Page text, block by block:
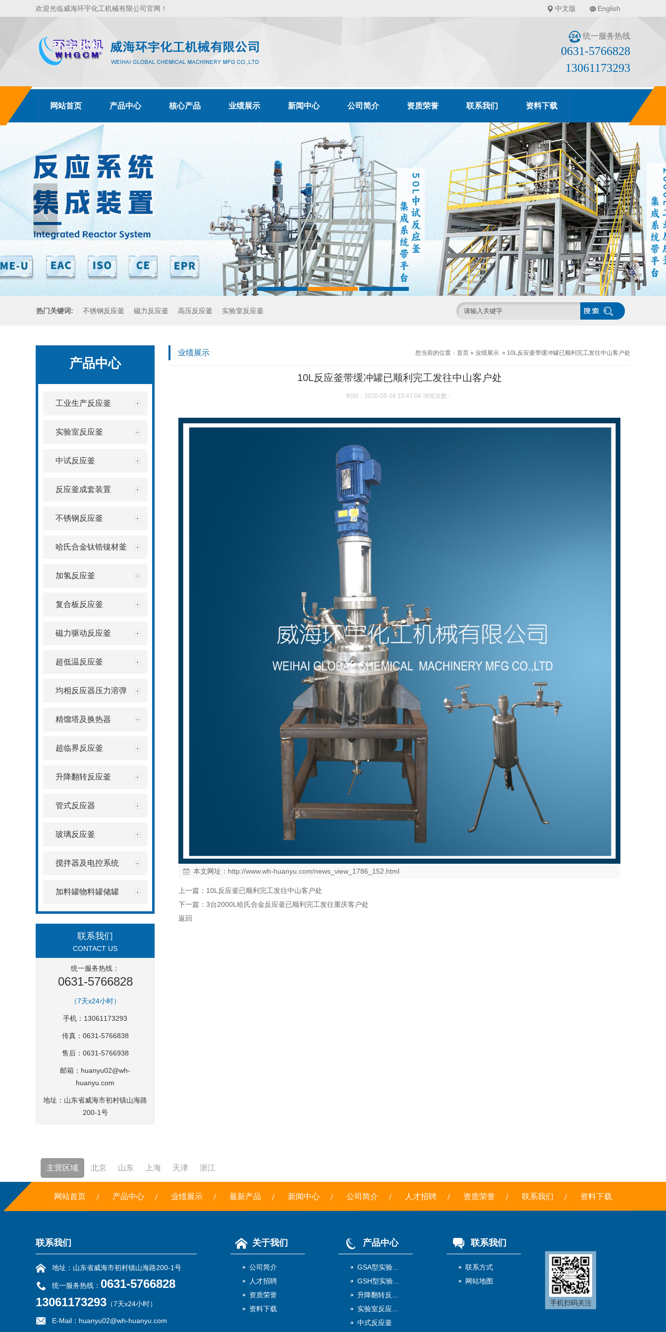
欢迎光临威海环宇化工机械有限公司官网！ 中文版 English
统一服务热线
0631-5766828
13061173293
网站首页 产品中心 核心产品 业绩展示 新闻中心 公司简介 资质荣誉 联系我们 资料下载
热门关键词: 不锈钢反应釜 磁力反应釜 高压反应釜 实验室反应釜
产品中心
工业生产反应釜
实验室反应釜
中试反应釜
反应釜成套装置
不锈钢反应釜
哈氏合金钛锆镍材釜
加氢反应釜
复合板反应釜
磁力驱动反应釜
超低温反应釜
均相反应器压力溶弹
精馏塔及换热器
超临界反应釜
升降翻转反应釜
管式反应器
玻璃反应釜
搅拌器及电控系统
加料罐物料罐储罐
联系我们
CONTACT US
统一服务热线：
0631-5766828
（7天x24小时）
手机：13061173293
传真：0631-5766838
售后：0631-5766938
邮箱： huanyu02@wh-
huanyu.com
地址：山东省威海市初村镇山海路
200-1号
业绩展示 您当前的位置： 首页 » 业绩展示 » 10L反应釜带缓冲罐已顺利完工发往中山客户处
10L反应釜带缓冲罐已顺利完工发往中山客户处
时间：2020-05-16 10:47:04 浏览次数：
本文网址： http://www.wh-huanyu.com/news_view_1786_152.html
上一篇： 10L反应釜已顺利完工发往中山客户处
下一篇： 3台2000L哈氏合金反应釜已顺利完工发往重庆客户处
返回
主营区域 北京 山东 上海 天津 浙江
网站首页 产品中心 业绩展示 最新产品 新闻中心 公司简介 人才招聘 资质荣誉 联系我们 资料下载
联系我们
地址：山东省威海市初村镇山海路200-1号
统一服务热线： 0631-5766828
13061173293 （7天x24小时）
E-Mail：huanyu02@wh-huanyu.com
关于我们
公司简介
人才招聘
资质荣誉
资料下载
产品中心
GSA型实验...
GSH型实验...
升降翻转反...
实验室反应...
中式反应釜
联系我们
联系方式
网站地图
手机扫码关注
焚烧炉 铣边机 干冰 露点仪 三恒系统